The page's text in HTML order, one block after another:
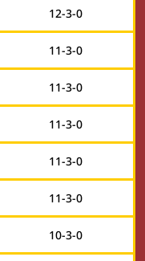
12-3-0
11-3-0
11-3-0
11-3-0
11-3-0
11-3-0
10-3-0